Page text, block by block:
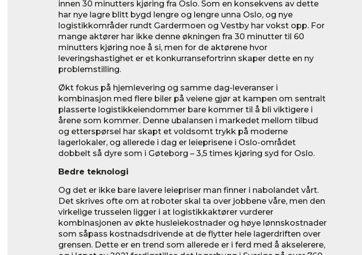
innen 30 minutters kjøring fra Oslo. Som en konsekvens av dette
har nye lagre blitt bygd lengre og lengre unna Oslo, og nye
logistikkområder rundt Gardermoen og Vestby har vokst opp. For
mange aktører har ikke denne økningen fra 30 minutter til 60
minutters kjøring noe å si, men for de aktørene hvor
leveringshastighet er et konkurransefortrinn skaper dette en ny
problemstilling.
Økt fokus på hjemlevering og samme dag-leveranser i
kombinasjon med flere biler på veiene gjør at kampen om sentralt
plasserte logistikkeiendommer bare kommer til å bli viktigere i
årene som kommer. Denne ubalansen i markedet mellom tilbud
og etterspørsel har skapt et voldsomt trykk på moderne
lagerlokaler, og allerede i dag er leieprisene i Oslo-området
dobbelt så dyre som i Gøteborg – 3,5 times kjøring syd for Oslo.
Bedre teknologi
Og det er ikke bare lavere leiepriser man finner i nabolandet vårt.
Det skrives ofte om at roboter skal ta over jobbene våre, men den
virkelige trusselen ligger i at logistikkaktører vurderer
kombinasjonen av økte husleiekostnader og høye lønnskostnader
som såpass kostnadsdrivende at de flytter hele lagerdriften over
grensen. Dette er en trend som allerede er i ferd med å akselerere,